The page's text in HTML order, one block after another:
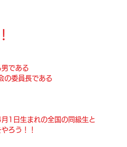
である
の委員長である
1日生まれの全国の同級生と
ろう！！